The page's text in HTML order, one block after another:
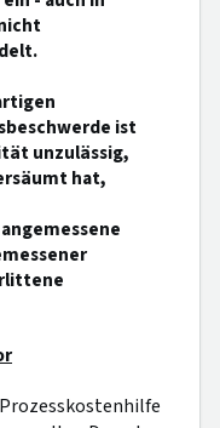
ist
unzulässig,
hat,